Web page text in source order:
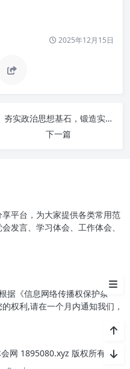
2025年12月15日
夯实政治思想基石，锻造实干担当利剑，追求效率卓越：新时代高质量发展的核心引擎
下一篇
“以学促干”的内涵与价
干”的辩证统一：双向赋
“担当作为”：激发内生
行
遇：在新时代背景下砥
平台，为大家提供各类常用范
发言、学习体会、工作体会、
据《信息网络传播权保护条
权利,请在一个月内通知我们，
网 1895080.xyz 版权所有